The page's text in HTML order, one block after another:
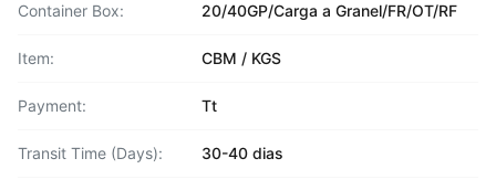
Container Box: 20/40GP/Carga a Granel/FR/OT/RF
Item: CBM / KGS
Payment: Tt
Transit Time (Days): 30-40 dias